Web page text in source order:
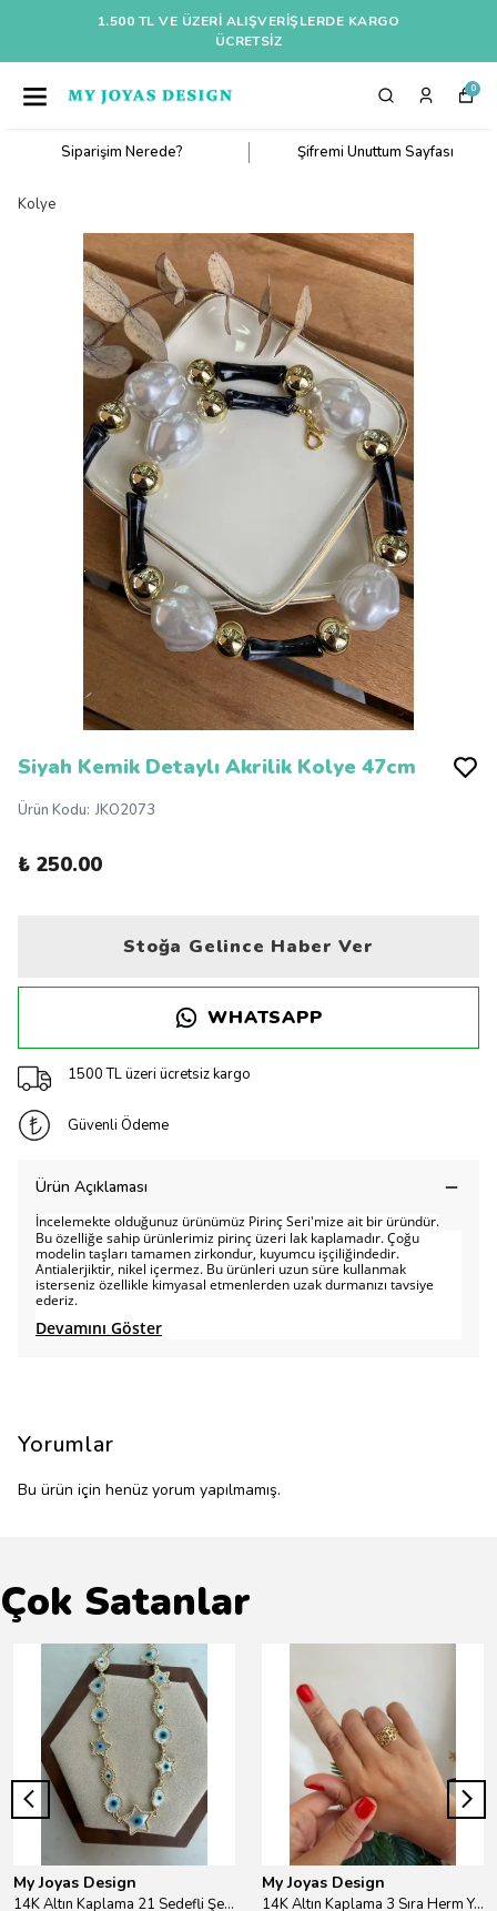
1.500 TL VE ÜZERI ALIŞVERIŞLERDE KARGO
ÜCRETSİZ
0
Siparişim Nerede? Şifremi Unuttum Sayfası
Kolye
Siyah Kemik Detaylı Akrilik Kolye 47cm
Ürün Kodu: JKO2073
₺ 250.00
Stoğa Gelince Haber Ver
WHATSAPP
1500 TL üzeri ücretsiz kargo
Güvenli Ödeme
Ürün Açıklaması
İncelemekte olduğunuz ürünümüz Pirinç Seri'mize ait bir üründür.
Bu özelliğe sahip ürünlerimiz pirinç üzeri lak kaplamadır. Çoğu
modelin taşları tamamen zirkondur, kuyumcu işçiliğindedir.
Antialerjiktir, nikel içermez. Bu ürünleri uzun süre kullanmak
isterseniz özellikle kimyasal etmenlerden uzak durmanızı tavsiye
ederiz.
Devamını Göster
Yorumlar
Bu ürün için henüz yorum yapılmamış.
Çok Satanlar
My Joyas Design
14K Altın Kaplama 21 Sedefli Şekiller Kolye 46cm
My Joyas Design
14K Altın Kaplama 3 Sıra Herm Yüzük Gold